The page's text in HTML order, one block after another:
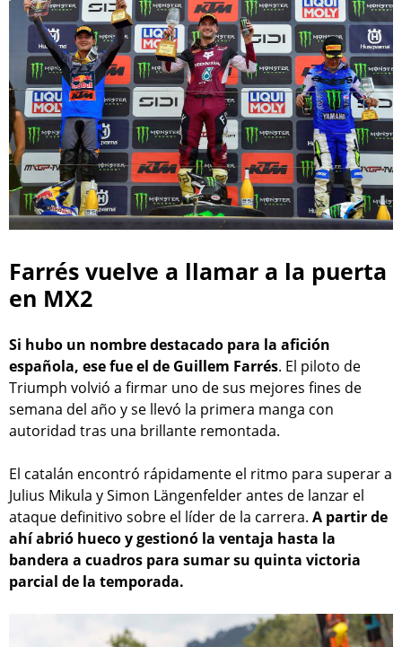
Farrés vuelve a llamar a la puerta
en MX2
Si hubo un nombre destacado para la afición
española, ese fue el de Guillem Farrés. El piloto de
Triumph volvió a firmar uno de sus mejores fines de
semana del año y se llevó la primera manga con
autoridad tras una brillante remontada.
El catalán encontró rápidamente el ritmo para superar a
Julius Mikula y Simon Längenfelder antes de lanzar el
ataque definitivo sobre el líder de la carrera. A partir de
ahí abrió hueco y gestionó la ventaja hasta la
bandera a cuadros para sumar su quinta victoria
parcial de la temporada.